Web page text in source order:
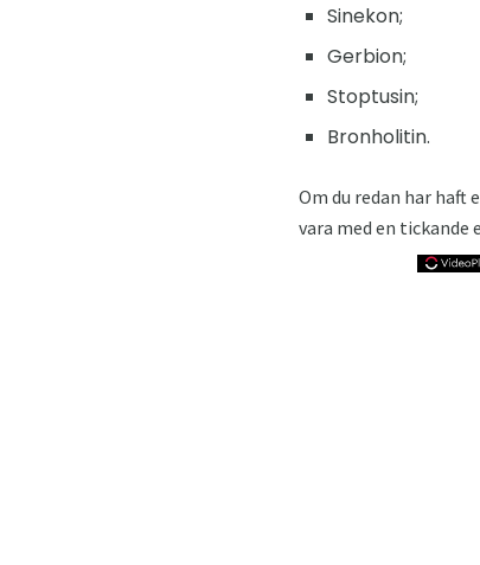
Sinekon;
Gerbion;
Stoptusin;
Bronholitin.
Om du redan har haft
vara med en